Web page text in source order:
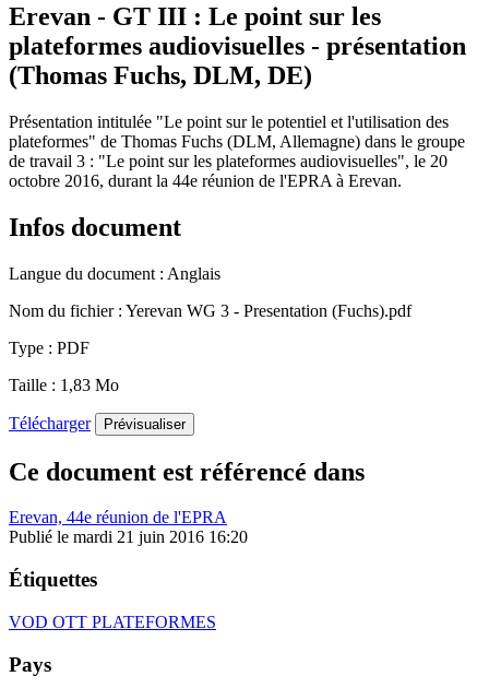
Erevan - GT III : Le point sur les
plateformes audiovisuelles - présentation
(Thomas Fuchs, DLM, DE)
Présentation intitulée "Le point sur le potentiel et l'utilisation des
plateformes" de Thomas Fuchs (DLM, Allemagne) dans le groupe
de travail 3 : "Le point sur les plateformes audiovisuelles", le 20
octobre 2016, durant la 44e réunion de l'EPRA à Erevan.
Infos document
Langue du document : Anglais
Nom du fichier : Yerevan WG 3 - Presentation (Fuchs).pdf
Type : PDF
Taille : 1,83 Mo
Télécharger Prévisualiser
Ce document est référencé dans
Erevan, 44e réunion de l'EPRA
Publié le mardi 21 juin 2016 16:20
Étiquettes
VOD OTT PLATEFORMES
Pays